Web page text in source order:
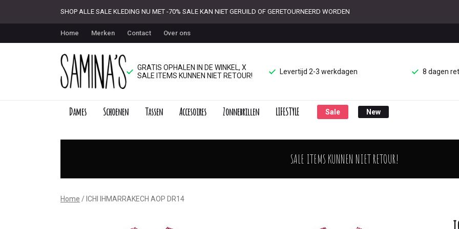
SHOP ALLE SALE KLEDING NU MET -70% SALE KAN NIET GERUILD OF GERETOURNEERD WORDEN
Home Merken Contact Over ons
GRATIS OPHALEN IN DE WINKEL, X
SALE ITEMS KUNNEN NIET RETOUR!
Levertijd 2-3 werkdagen 8 dagen
Dames Schoenen Tassen Accesoires Zonnebrillen LIFESTYLE Sale New
SALE ITEMS KUNNEN NIET RETOUR!
Home ICHI IHMARRAKECH AOP DR14